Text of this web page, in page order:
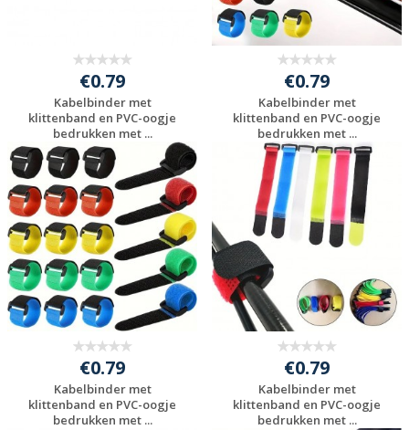
€0.79
Kabelbinder met
klittenband en PVC-oogje
bedrukken met ...
Gratis offerte
aanvragen
€0.79
Kabelbinder met
klittenband en PVC-oogje
bedrukken met ...
Gratis offerte
aanvragen
€0.79
Kabelbinder met
klittenband en PVC-oogje
bedrukken met ...
€0.79
Kabelbinder met
klittenband en PVC-oogje
bedrukken met ...